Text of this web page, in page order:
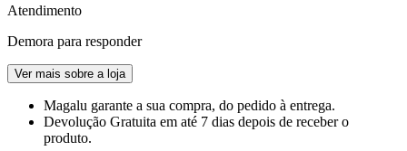
Atendimento
Demora para responder
Ver mais sobre a loja
Magalu garante a sua compra, do pedido à entrega.
Devolução Gratuita em até 7 dias depois de receber o
produto.